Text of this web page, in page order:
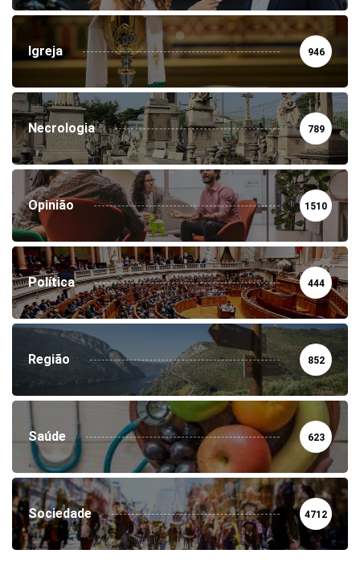
Igreja 946
Necrologia 789
Opinião 1510
Política 444
Região 852
Saúde 623
Sociedade 4712